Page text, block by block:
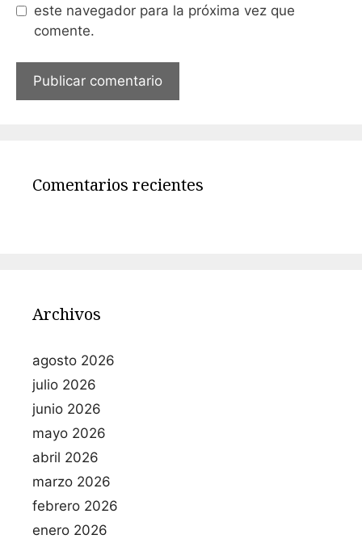
este navegador para la próxima vez que
comente.
Comentarios recientes
Archivos
agosto 2026
julio 2026
junio 2026
mayo 2026
abril 2026
marzo 2026
febrero 2026
enero 2026